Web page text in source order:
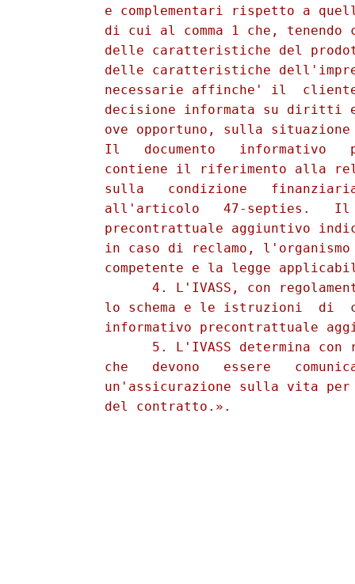
e complementari rispetto a
di cui al comma 1 che, tenendo
delle caratteristiche del
delle caratteristiche
necessarie affinche' il
decisione informata su diritti
ove opportuno, sulla
Il   documento   informativo
contiene il riferimento alla
sulla   condizione
all'articolo   47-septies.
precontrattuale aggiuntivo
in caso di reclamo,
competente e la legge
4. L'IVASS, con
lo schema e le istruzioni  di
informativo precontrattuale
5. L'IVASS determina con
che   devono   essere
un'assicurazione sulla vita